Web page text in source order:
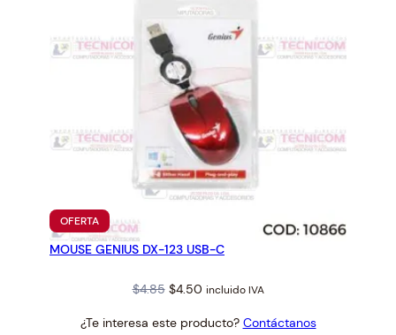
OFERTAPRODUCTO
EN
OFERTA
MOUSE GENIUS DX-123 USB-C
$4.85 Original
was:
$4.50Current
is:
incluido IVA
¿Te interesa este producto? Contáctanos